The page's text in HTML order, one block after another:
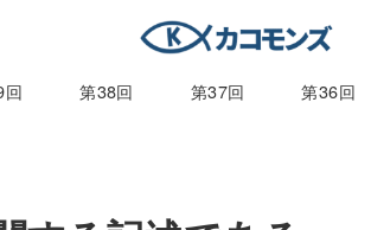
回 第38回 第37回 第36回